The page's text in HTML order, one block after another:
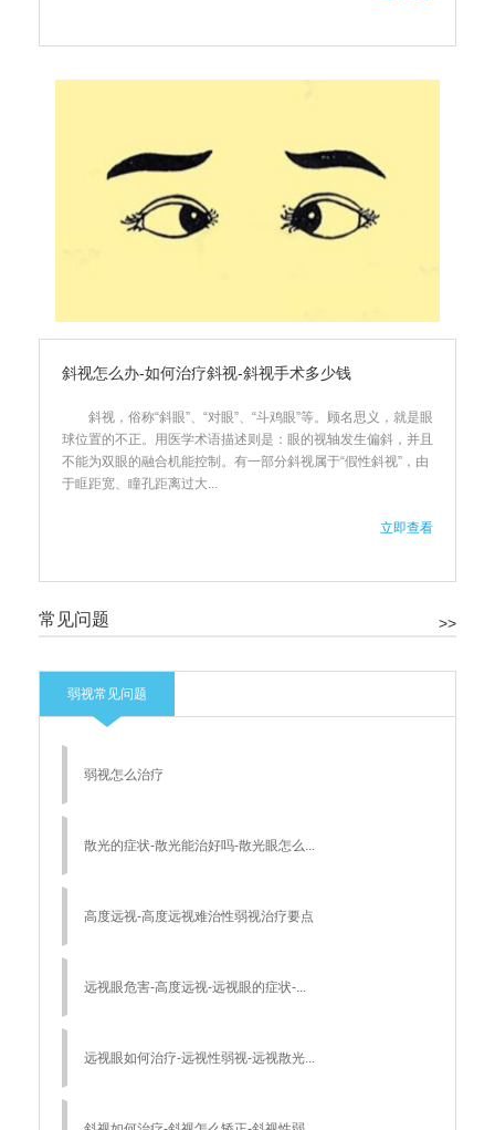
斜视怎么办-如何治疗斜视-斜视手术多少钱
斜视，俗称“斜眼”、“对眼”、“斗鸡眼”等。顾名思义，就是眼
球位置的不正。用医学术语描述则是：眼的视轴发生偏斜，并且
不能为双眼的融合机能控制。有一部分斜视属于“假性斜视”，由
于眶距宽、瞳孔距离过大...
立即查看
>>
常见问题
弱视常见问题
弱视怎么治疗
散光的症状-散光能治好吗-散光眼怎么...
高度远视-高度远视难治性弱视治疗要点
远视眼危害-高度远视-远视眼的症状-...
远视眼如何治疗-远视性弱视-远视散光...